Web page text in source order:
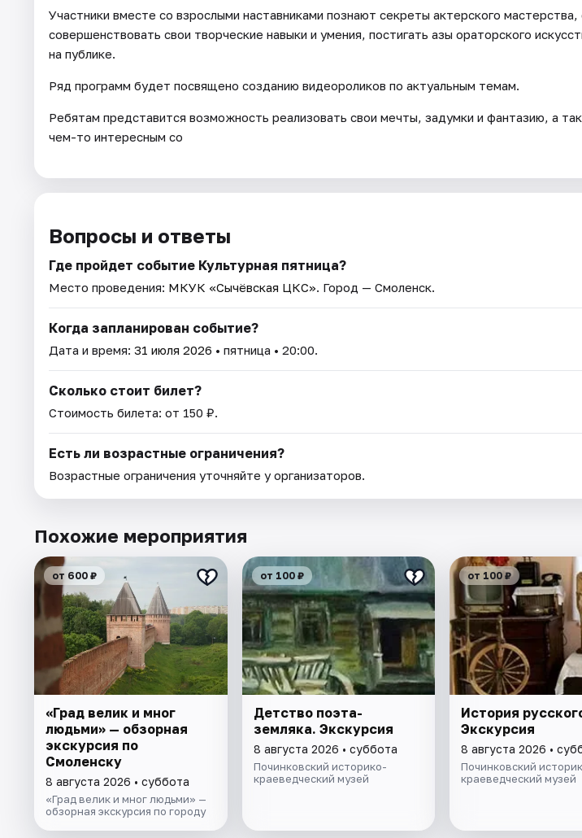
Участники вместе со взрослыми наставниками познают секреты актерского мастерства,
совершенствовать свои творческие навыки и умения, постигать азы ораторского
на публике.
Ряд программ будет посвящено созданию видеороликов по актуальным темам.
Ребятам представится возможность реализовать свои мечты, задумки и фантазию, а
чем-то интересным со
Вопросы и ответы
Где пройдет событие Культурная пятница?
Место проведения: МКУК «Сычёвская ЦКС». Город — Смоленск.
Когда запланирован событие?
Дата и время: 31 июля 2026 • пятница • 20:00.
Сколько стоит билет?
Стоимость билета: от 150 ₽.
Есть ли возрастные ограничения?
Возрастные ограничения уточняйте у организаторов.
Похожие мероприятия
от 600 ₽
«Град велик и мног
людьми» — обзорная
экскурсия по
Смоленску
8 августа 2026 • суббота
«Град велик и мног людьми» —
обзорная экскурсия по городу
от 100 ₽
Детство поэта-
земляка. Экскурсия
8 августа 2026 • суббота
Починковский историко-
краеведческий музей
от 100 ₽
История
Экскурсия
8 августа 2026 •
Починковский
краеведческий музей